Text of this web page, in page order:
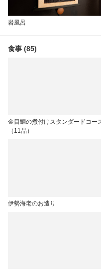
岩風呂
食事 (85)
金目鯛の煮付けスタンダードコー
（11品）
伊勢海老のお造り